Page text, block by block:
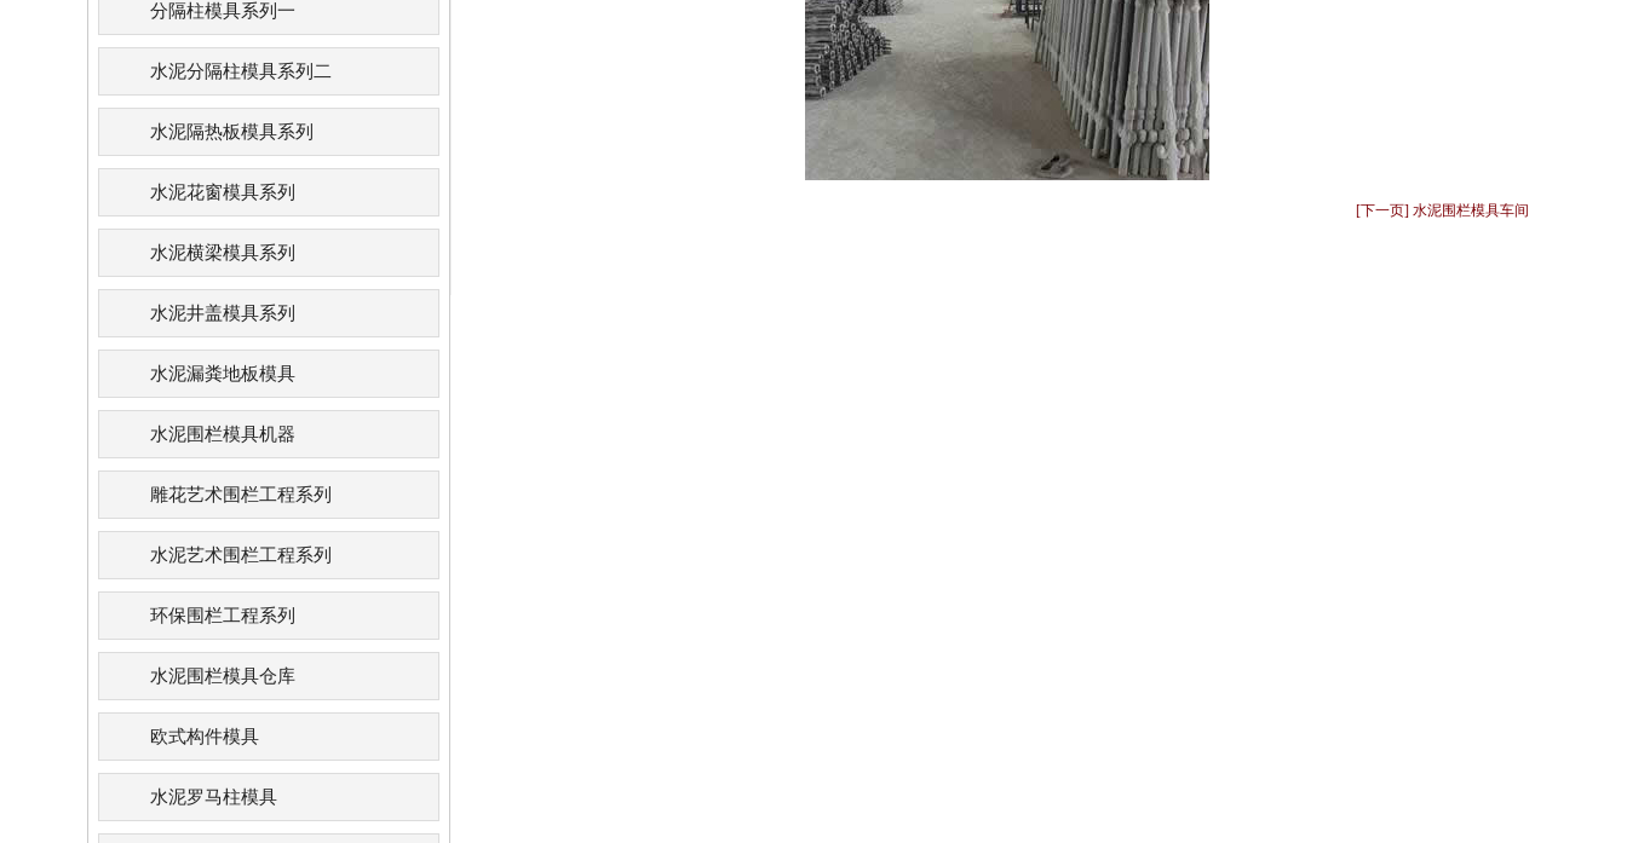
分隔柱模具系列一
水泥分隔柱模具系列二
水泥隔热板模具系列
水泥花窗模具系列
水泥横梁模具系列
水泥井盖模具系列
水泥漏粪地板模具
水泥围栏模具机器
雕花艺术围栏工程系列
水泥艺术围栏工程系列
环保围栏工程系列
水泥围栏模具仓库
欧式构件模具
水泥罗马柱模具
[下一页] 水泥围栏模具车间